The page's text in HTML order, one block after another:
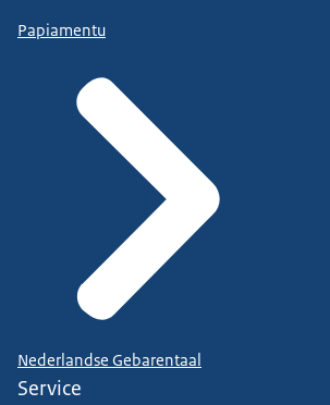
Papiamentu
Nederlandse Gebarentaal
Service